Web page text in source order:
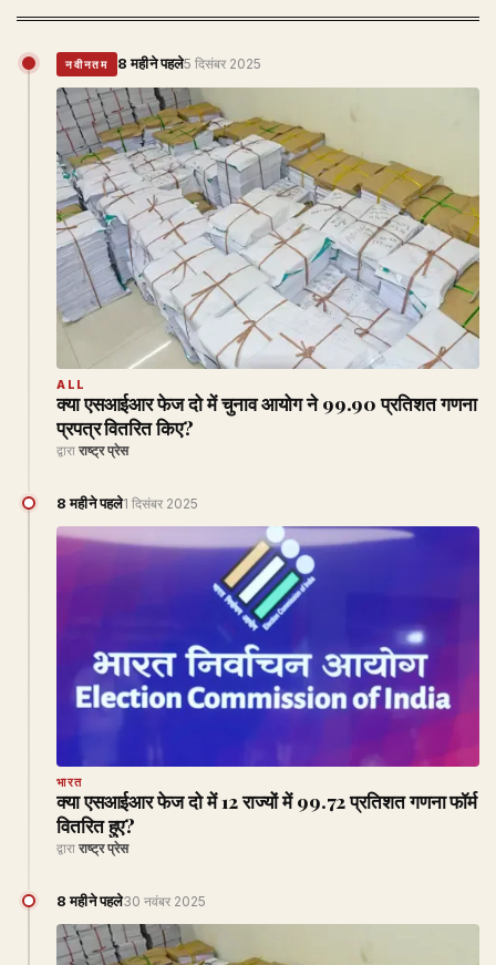
नवीनतम 8 महीने पहले5 दिसंबर 2025
ALL
क्या एसआईआर फेज दो में चुनाव आयोग ने 99.90 प्रतिशत गणना
प्रपत्र वितरित किए?
द्वारा राष्ट्र प्रेस
8 महीने पहले1 दिसंबर 2025
भारत
क्या एसआईआर फेज दो में 12 राज्यों में 99.72 प्रतिशत गणना फॉर्म
वितरित हुए?
द्वारा राष्ट्र प्रेस
8 महीने पहले30 नवंबर 2025